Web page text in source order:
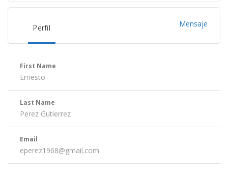
Perfil Mensaje
First Name
Ernesto
Last Name
Perez Gutierrez
Email
eperez1968@gmail.com